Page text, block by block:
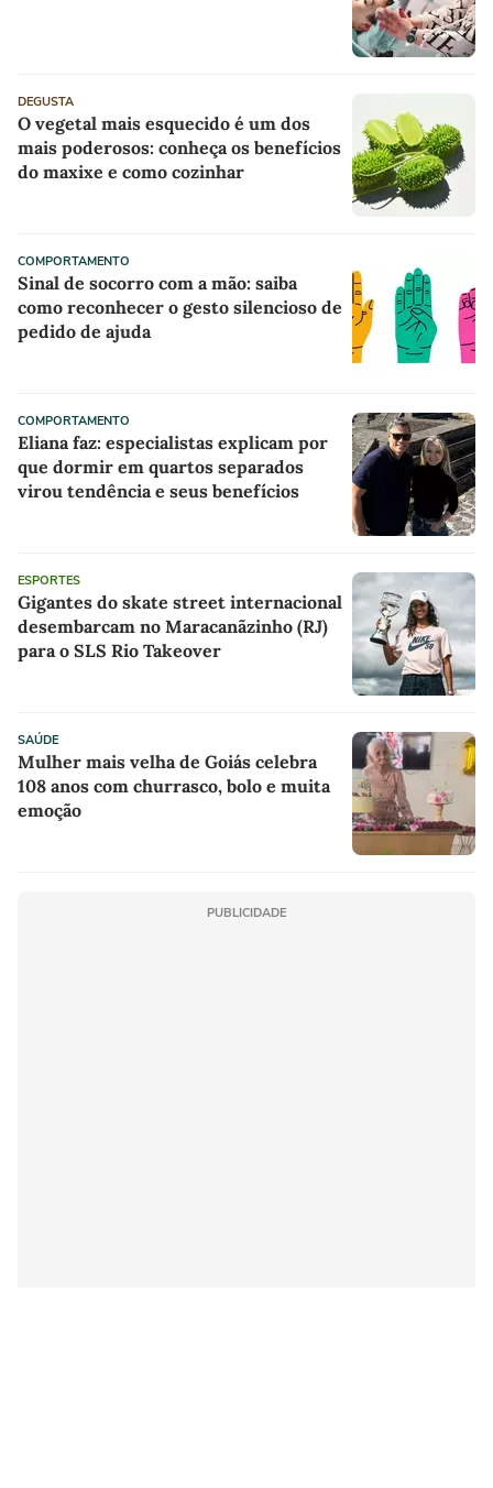
DEGUSTA
O vegetal mais esquecido é um dos
mais poderosos: conheça os benefícios
do maxixe e como cozinhar
COMPORTAMENTO
Sinal de socorro com a mão: saiba
como reconhecer o gesto silencioso de
pedido de ajuda
COMPORTAMENTO
Eliana faz: especialistas explicam por
que dormir em quartos separados
virou tendência e seus benefícios
ESPORTES
Gigantes do skate street internacional
desembarcam no Maracanãzinho (RJ)
para o SLS Rio Takeover
SAÚDE
Mulher mais velha de Goiás celebra
108 anos com churrasco, bolo e muita
emoção
PUBLICIDADE